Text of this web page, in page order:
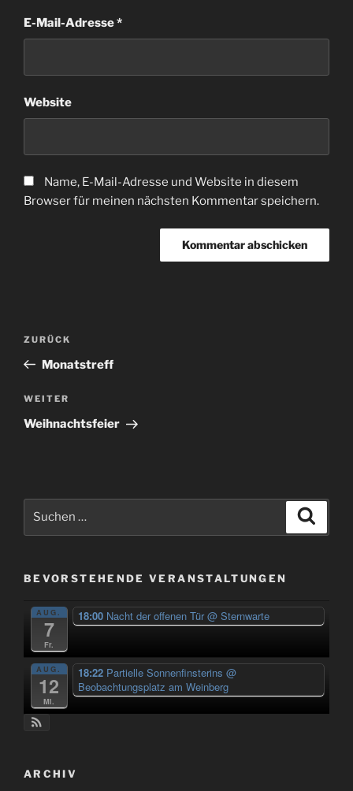
E-Mail-Adresse*
Website
Name, E-Mail-Adresse und Website in diesem
Browser für meinen nächsten Kommentar speichern.
Beitragsnavigation
Vorheriger
Beitrag
ZURÜCK
Monatstreff
Nächster
Beitrag
WEITER
Weihnachtsfeier
BEVORSTEHENDE VERANSTALTUNGEN
AUG.
7
Fr.
18:00 Nacht der offenen Tür@ Sternwarte
AUG.
12
Mi.
18:22 Partielle Sonnenfinsterins @
Beobachtungsplatz am Weinberg
ARCHIV